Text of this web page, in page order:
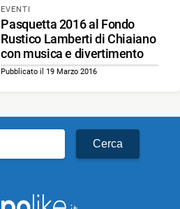
EVENTI
Pasquetta 2016 al Fondo
Rustico Lamberti di Chiaiano
con musica e divertimento
Pubblicato il 19 Marzo 2016